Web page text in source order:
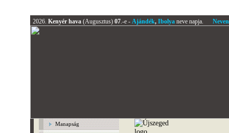
2026. Kenyér hava (Augusztus) 07.-e - Ajándék, Ibolyaneve napja.
Manapság